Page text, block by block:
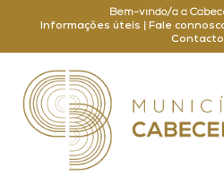
Bem-vindo/a a
Informações úteis
Fale